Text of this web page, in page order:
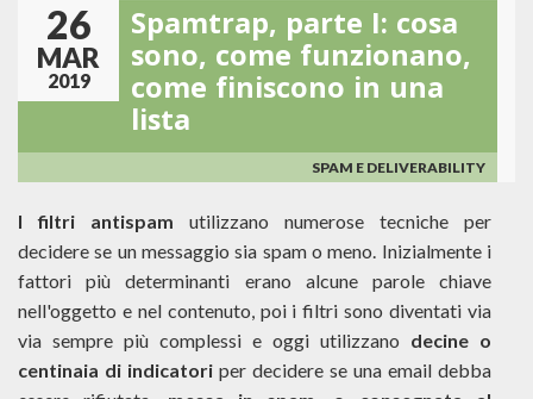
26
MAR
2019
Spamtrap, parte I: cosa
sono, come funzionano,
come finiscono in una
lista
SPAM E DELIVERABILITY
I filtri antispam utilizzano numerose tecniche per
decidere se un messaggio sia spam o meno. Inizialmente i
fattori più determinanti erano alcune parole chiave
nell'oggetto e nel contenuto, poi i filtri sono diventati via
via sempre più complessi e oggi utilizzano decine o
centinaia di indicatori per decidere se una email debba